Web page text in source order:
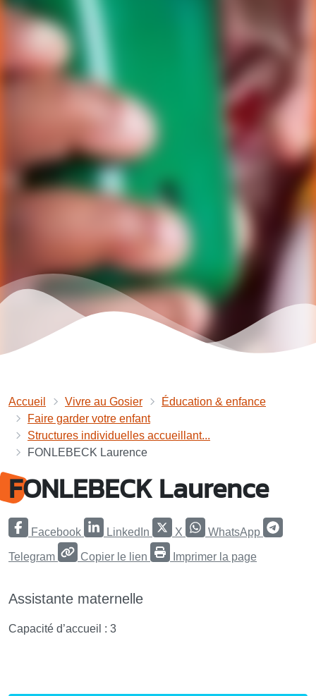
Accueil Vivre au Gosier
Éducation & enfance
Faire garder votre enfant
Structures individuelles accueillant...
FONLEBECK Laurence
FONLEBECK Laurence
Facebook LinkedIn X WhatsApp
Telegram Copier le lien Imprimer la page
Assistante maternelle
Capacité d’accueil : 3